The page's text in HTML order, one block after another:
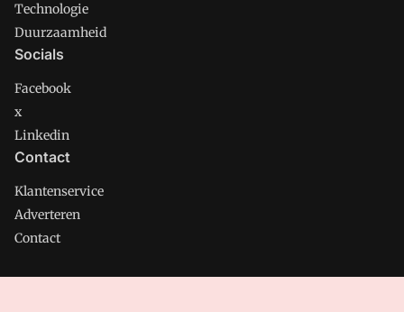
Technologie
Duurzaamheid
Socials
Facebook
x
Linkedin
Contact
Klantenservice
Adverteren
Contact